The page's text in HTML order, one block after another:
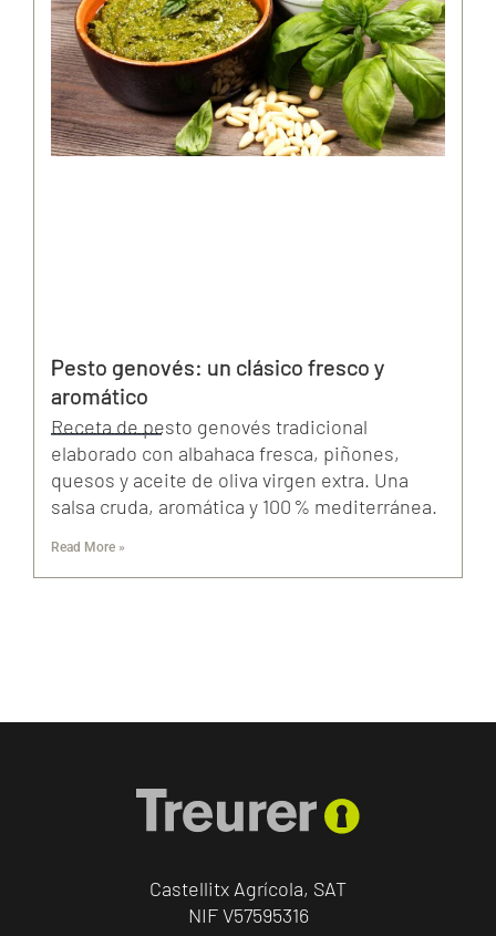
Pesto genovés: un clásico fresco y
aromático
Receta de pesto genovés tradicional
elaborado con albahaca fresca, piñones,
quesos y aceite de oliva virgen extra. Una
salsa cruda, aromática y 100 % mediterránea.
Read More »
Castellitx Agrícola, SAT
NIF V57595316